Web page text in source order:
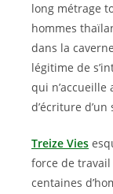
long métrage
hommes
dans la
légitime de
qui n’accueille
d’écriture
Treize Vies
force de
centaines